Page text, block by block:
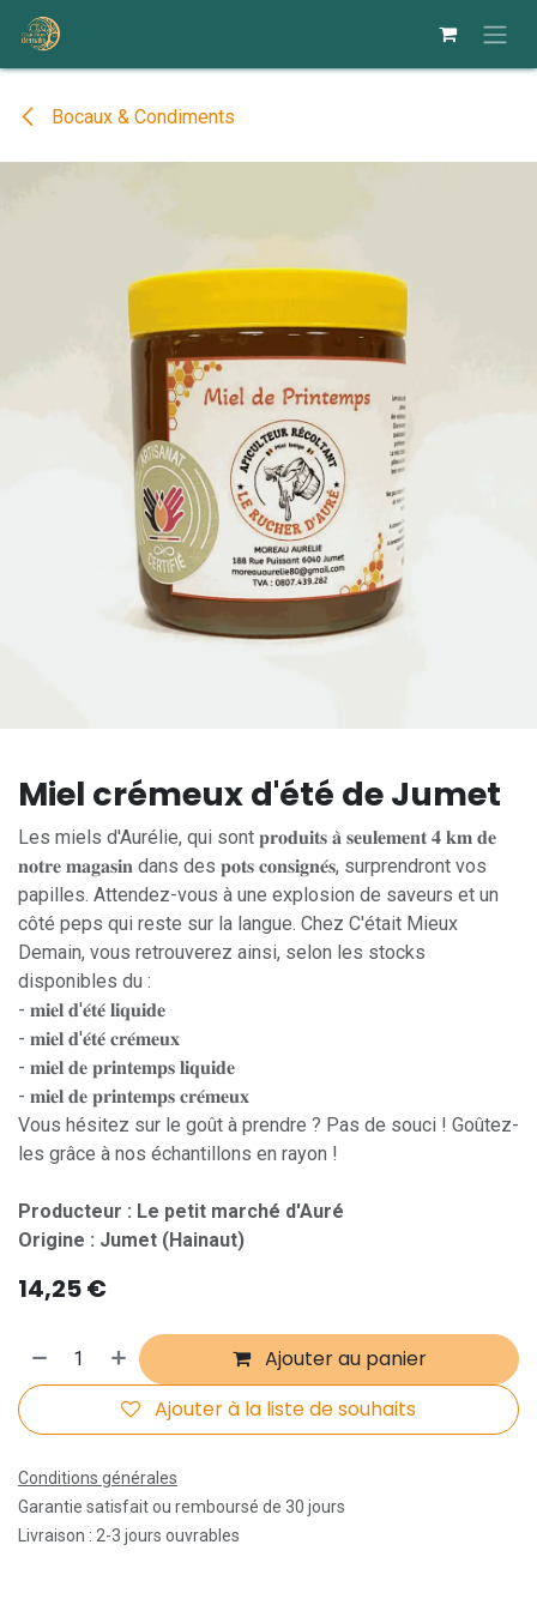
Se rendre au contenu
Bocaux & Condiments
Miel crémeux d'été de Jumet
Les miels d'Aurélie, qui sont 𝐩𝐫𝐨𝐝𝐮𝐢𝐭𝐬 𝐚̀ 𝐬𝐞𝐮𝐥𝐞𝐦𝐞𝐧𝐭 𝟒 𝐤𝐦 𝐝𝐞
𝐧𝐨𝐭𝐫𝐞 𝐦𝐚𝐠𝐚𝐬𝐢𝐧 dans des 𝐩𝐨𝐭𝐬 𝐜𝐨𝐧𝐬𝐢𝐠𝐧𝐞́𝐬, surprendront vos
papilles. Attendez-vous à une explosion de saveurs et un
côté peps qui reste sur la langue. Chez C'était Mieux
Demain, vous retrouverez ainsi, selon les stocks
disponibles du :
- 𝐦𝐢𝐞𝐥 𝐝'𝐞́𝐭𝐞́ 𝐥𝐢𝐪𝐮𝐢𝐝𝐞
- 𝐦𝐢𝐞𝐥 𝐝'𝐞́𝐭𝐞́ 𝐜𝐫𝐞́𝐦𝐞𝐮𝐱
- 𝐦𝐢𝐞𝐥 𝐝𝐞 𝐩𝐫𝐢𝐧𝐭𝐞𝐦𝐩𝐬 𝐥𝐢𝐪𝐮𝐢𝐝𝐞
- 𝐦𝐢𝐞𝐥 𝐝𝐞 𝐩𝐫𝐢𝐧𝐭𝐞𝐦𝐩𝐬 𝐜𝐫𝐞́𝐦𝐞𝐮𝐱
Vous hésitez sur le goût à prendre ? Pas de souci ! Goûtez-
les grâce à nos échantillons en rayon !
Producteur : Le petit marché d'Auré
Origine : Jumet (Hainaut)
14,25€
Ajouter au panier
Ajouter à la liste de souhaits
Conditions générales
Garantie satisfait ou remboursé de 30 jours
Livraison : 2-3 jours ouvrables